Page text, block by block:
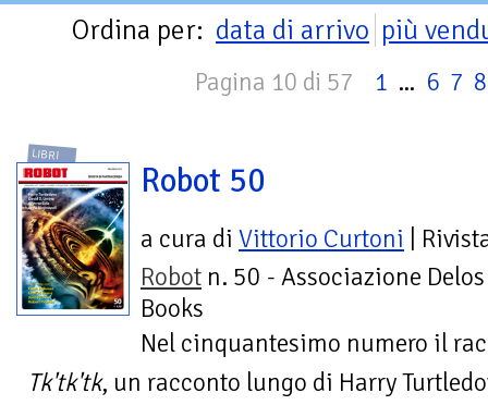
Ordina per: data di arrivo più
Pagina 10 di 57 1 ... 6 7 8
LIBRI
Robot 50
a cura di Vittorio Curtoni |
Robot n. 50 - Associazione Delos
Books
Nel cinquantesimo numero il
Tk'tk'tk, un racconto lungo di Harry